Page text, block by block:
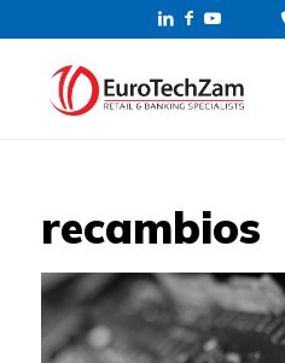
recambios